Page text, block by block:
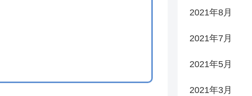
2021年8月
2021年7月
2021年5月
2021年3月